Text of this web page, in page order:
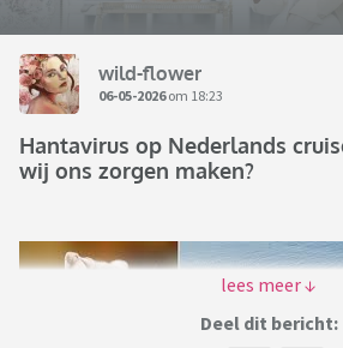
wild-flower
06-05-2026om 18:23
Hantavirus op Nederlands
wij ons zorgen maken?
Deel dit bericht: